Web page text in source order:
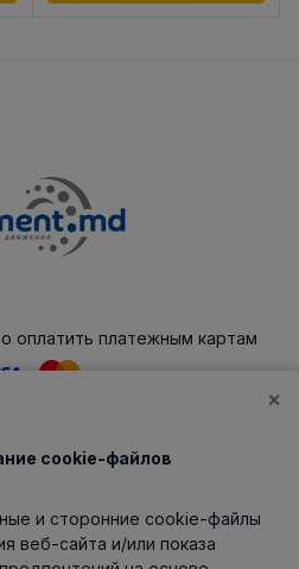
оплатить платежным картам
×
cookie-файлов
и сторонние cookie-файлы
веб-сайта и/или показа